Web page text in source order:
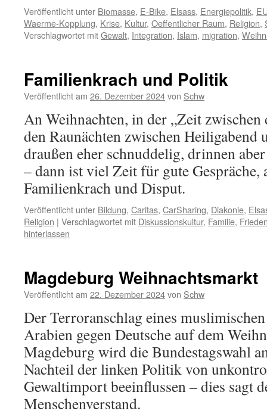
Veröffentlicht unter Biomasse, E-Bike, Elsass, Energiepolitik,
Waerme-Kopplung, Krise, Kultur, Oeffentlicher Raum, Religion,
Verschlagwortet mitGewalt, Integration, Islam, migration,
Familienkrach und Politik
Veröffentlicht am 26. Dezember 2024von Schw
An Weihnachten, in der „Zeit zwischen
den Raunächten zwischen Heiligabend
draußen eher schnuddelig, drinnen
– dann ist viel Zeit für gute Gespräche,
Familienkrach und Disput.
Veröffentlicht unter Bildung, Caritas, CarSharing, Diakonie,
Religion | Verschlagwortet mit Diskussionskultur, Familie,
hinterlassen
Magdeburg Weihnachtsmarkt
Veröffentlicht am 22. Dezember 2024von Schw
Der Terroranschlag eines
Arabien gegen Deutsche auf dem
Magdeburg wird die Bundestagswahl
Nachteil der linken Politik von
Gewaltimport beeinflussen – dies sagt
Menschenverstand.